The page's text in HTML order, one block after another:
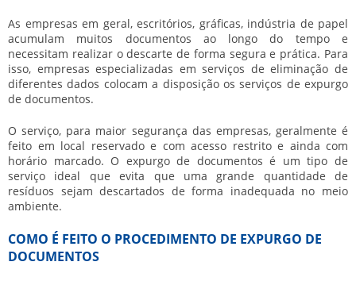
As empresas em geral, escritórios, gráficas, indústria de papel
acumulam muitos documentos ao longo do tempo e
necessitam realizar o descarte de forma segura e prática. Para
isso, empresas especializadas em serviços de eliminação de
diferentes dados colocam a disposição os serviços de expurgo
de documentos.
O serviço, para maior segurança das empresas, geralmente é
feito em local reservado e com acesso restrito e ainda com
horário marcado. O expurgo de documentos é um tipo de
serviço ideal que evita que uma grande quantidade de
resíduos sejam descartados de forma inadequada no meio
ambiente.
COMO É FEITO O PROCEDIMENTO DE EXPURGO DE
DOCUMENTOS